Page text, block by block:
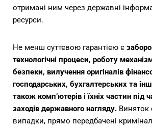
отримані ним через державні
ресурси.
Не менш суттєвою гарантією є
технологічні процеси, роботу
безпеки, вилучення оригіналів
господарських, бухгалтерських та
також комп’ютерів і їхніх частин під
заходів державного нагляду. Виняток
випадки, прямо передбачені